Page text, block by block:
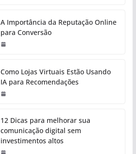
A Importância da Reputação Online
para Conversão
Como Lojas Virtuais Estão Usando
IA para Recomendações
12 Dicas para melhorar sua
comunicação digital sem
investimentos altos